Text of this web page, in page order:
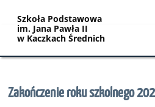
Szkoła Podstawowa
im. Jana Pawła II
w Kaczkach Średnich
główna
Zakończenie roku szkolnego